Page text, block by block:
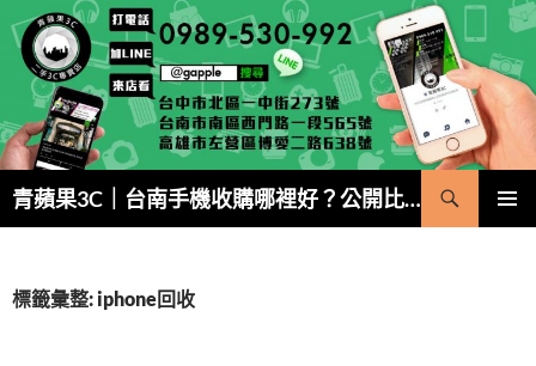
至
內
容
青蘋果3C｜台南手機收購哪裡好？公開比價・5 分鐘現金成交
搜
尋
標籤彙整: iphone回收